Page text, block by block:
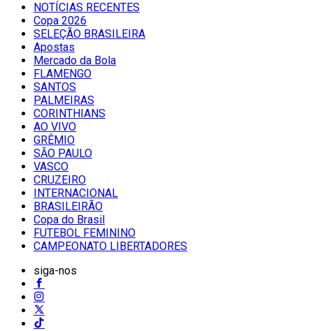
NOTÍCIAS RECENTES
Copa 2026
SELEÇÃO BRASILEIRA
Apostas
Mercado da Bola
FLAMENGO
SANTOS
PALMEIRAS
CORINTHIANS
AO VIVO
GRÊMIO
SĀO PAULO
VASCO
CRUZEIRO
INTERNACIONAL
BRASILEIRÃO
Copa do Brasil
FUTEBOL FEMININO
CAMPEONATO LIBERTADORES
siga-nos